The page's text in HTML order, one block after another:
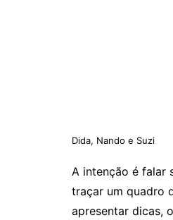
Dida, Nando e Suzi
A intenção é falar
traçar um quadro
apresentar dicas,